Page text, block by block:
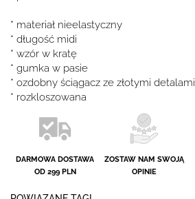
* materiał nieelastyczny
* długość midi
* wzór w kratę
* gumka w pasie
* ozdobny ściągacz ze złotymi detalami
* rozkloszowana
DARMOWA DOSTAWA
OD 299 PLN
ZOSTAW NAM SWOJĄ
OPINIE